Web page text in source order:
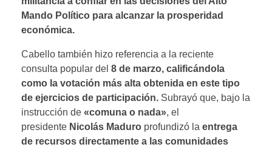
Mando Político para alcanzar la prosperidad
económica.
Cabello también hizo referencia a la reciente
consulta popular del 8 de marzo, calificándola
como la votación más alta obtenida en este tipo
de ejercicios de participación. Subrayó que, bajo la
instrucción de «comuna o nada», el
presidente Nicolás Maduro profundizó la entrega
de recursos directamente a las comunidades